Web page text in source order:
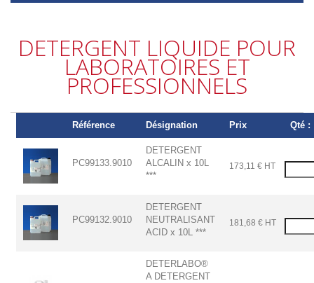
DETERGENT LIQUIDE POUR
LABORATOIRES ET
PROFESSIONNELS
Référence Désignation Prix Qté :
PC99133.9010
DETERGENT
ALCALIN x 10L
***
173,11 € HT
PC99132.9010
DETERGENT
NEUTRALISANT
ACID x 10L ***
181,68 € HT
DETERLABO®
A DETERGENT